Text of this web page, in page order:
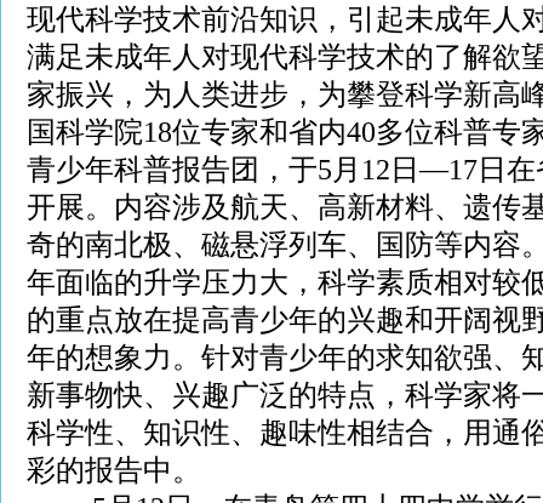
现代科学技术前沿知识，引起未成年人
满足未成年人对现代科学技术的了解欲
家振兴，为人类进步，为攀登科学新高
国科学院18位专家和省内40多位科普专
青少年科普报告团，于5月12日—17日在
开展。内容涉及航天、高新材料、遗传
奇的南北极、磁悬浮列车、国防等内容
年面临的升学压力大，科学素质相对较
的重点放在提高青少年的兴趣和开阔视
年的想象力。针对青少年的求知欲强、
新事物快、兴趣广泛的特点，科学家将
科学性、知识性、趣味性相结合，用通
彩的报告中。